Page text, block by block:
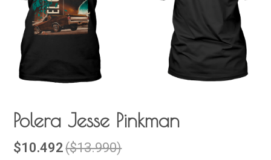
Polera Jesse Pinkman
$10.492($13.990)